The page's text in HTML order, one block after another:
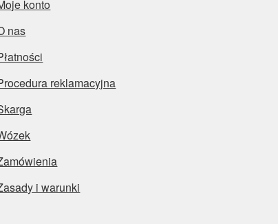
konto
nas
reklamacyjna
i warunki